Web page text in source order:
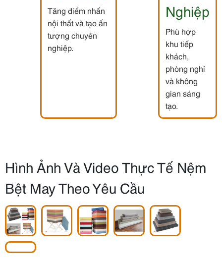
Tăng điểm nhấn
nội thất và tạo ấn
tượng chuyên
nghiệp.
Nghiệp
Phù hợp
khu tiếp
khách,
phòng nghỉ
và không
gian sáng
tạo.
Hình Ảnh Và Video Thực Tế Nệm
Bệt May Theo Yêu Cầu